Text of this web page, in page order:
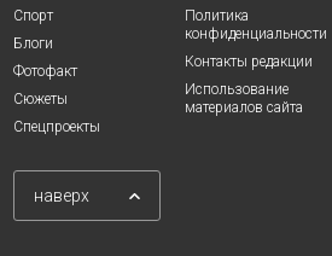
Спорт
Блоги
Фотофакт
Сюжеты
Спецпроекты
Политика
конфиденциальности
Контакты редакции
Использование
материалов сайта
наверх